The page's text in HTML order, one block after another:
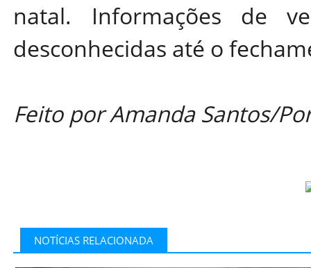
natal. Informações de
desconhecidas até o
Feito por Amanda Santos/
NOTÍCIAS RELACIONADA